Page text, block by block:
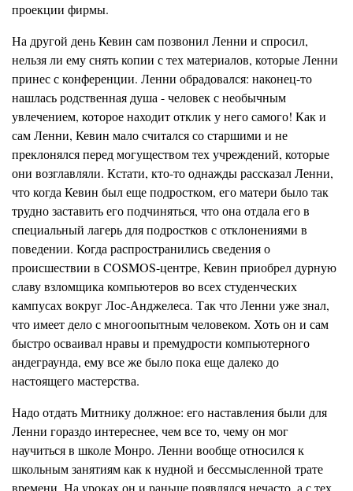
проекции фирмы.
На другой день Кевин сам позвонил Ленни и спросил,
нельзя ли ему снять копии с тех материалов, которые Ленни
принес с конференции. Ленни обрадовался: наконец-то
нашлась родственная душа - человек с необычным
увлечением, которое находит отклик у него самого! Как и
сам Ленни, Кевин мало считался со старшими и не
преклонялся перед могуществом тех учреждений, которые
они возглавляли. Кстати, кто-то однажды рассказал Ленни,
что когда Кевин был еще подростком, его матери было так
трудно заставить его подчиняться, что она отдала его в
специальный лагерь для подростков с отклонениями в
поведении. Когда распространились сведения о
происшествии в COSMOS-центре, Кевин приобрел дурную
славу взломщика компьютеров во всех студенческих
кампусахвокруг Лос-Анджелеса. Так что Ленни уже знал,
что имеет дело с многоопытным человеком. Хоть он и сам
быстро осваивал нравы и премудрости компьютерного
андеграунда, ему все же было пока еще далеко до
настоящего мастерства.
Надо отдатьМитнику должное: его наставления были для
Ленни гораздо интереснее, чем все то, чему он мог
научиться в школе Монро. Ленни вообще относился к
школьным занятиям как к нудной и бессмысленной трате
времени. На уроках он и раньше появлялся нечасто, а с тех